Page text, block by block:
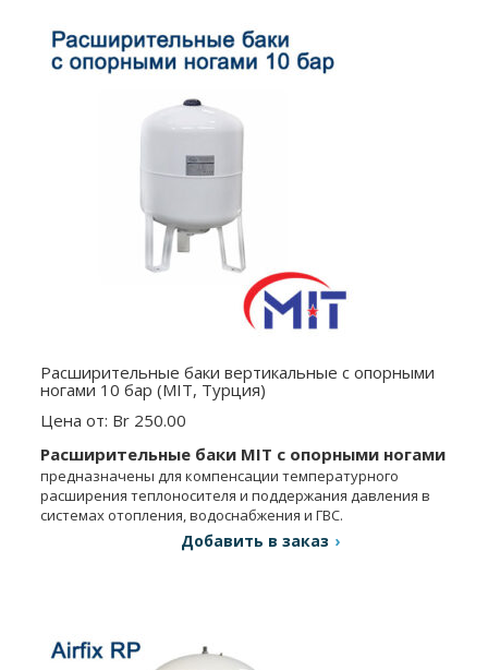
Расширительные баки вертикальные с опорными
ногами 10 бар (MIT, Турция)
Цена от: Br 250.00
Расширительные баки MIT с опорными ногами
предназначены для компенсации температурного
расширения теплоносителя и поддержания давления в
системах отопления, водоснабжения и ГВС.
Добавить в заказ